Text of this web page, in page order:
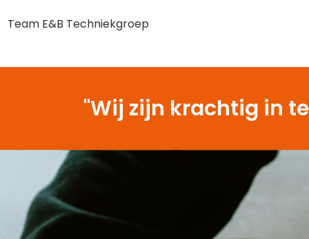
Team E&B Techniekgroep
"Wij zijn krachtig in